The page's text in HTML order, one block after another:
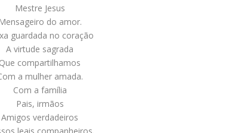
Mestre Jesus
do amor.
guardada no coração
A virtude sagrada
compartilhamos
a mulher amada.
Com a família
Pais, irmãos
Amigos verdadeiros
leais companheiros.